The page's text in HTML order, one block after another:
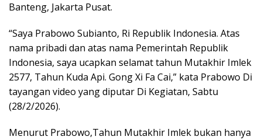
Banteng, Jakarta Pusat.
“Saya Prabowo Subianto, Ri Republik Indonesia. Atas
nama pribadi dan atas nama Pemerintah Republik
Indonesia, saya ucapkan selamat tahun Mutakhir Imlek
2577, Tahun Kuda Api. Gong Xi Fa Cai,” kata Prabowo Di
tayangan video yang diputar Di Kegiatan, Sabtu
(28/2/2026).
Menurut Prabowo,Tahun Mutakhir Imlek bukan hanya